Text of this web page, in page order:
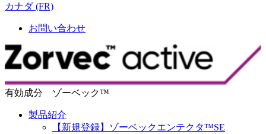
カナダ (FR)
お問い合わせ
有効成分 ゾーベック™
製品紹介
【新規登録】ゾーベックエンテクタ™SE